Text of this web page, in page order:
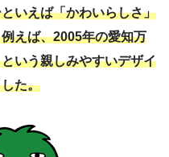
いえば「かわいらしさ」
えば、2005年の愛知万
いう親しみやすいデザイ
た。